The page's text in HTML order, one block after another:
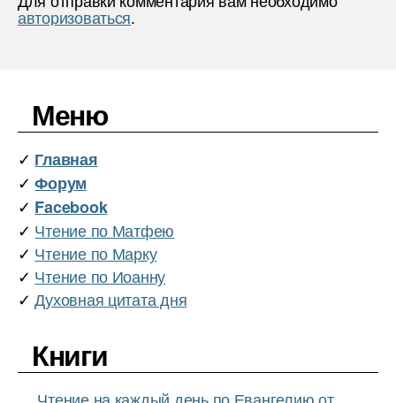
авторизоваться.
Меню
✓ Главная
✓Форум
✓ Facebook
✓ Чтение по Матфею
✓ Чтение по Марку
✓ Чтение по Иоанну
✓Духовная цитата дня
Книги